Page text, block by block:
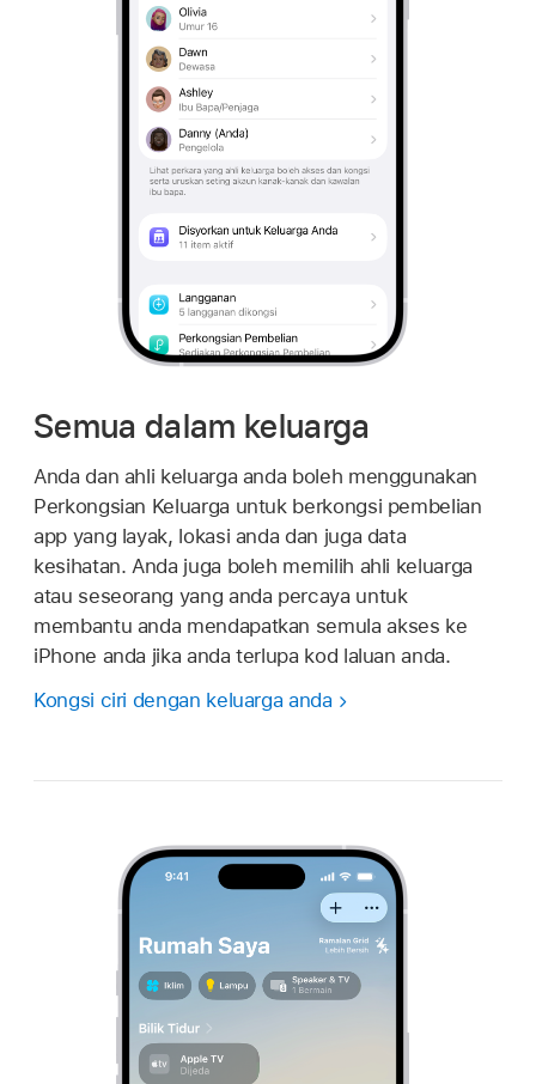
Semua dalam keluarga
Anda dan ahli keluarga anda boleh menggunakan
Perkongsian Keluarga untuk berkongsi pembelian
app yang layak, lokasi anda dan juga data
kesihatan. Anda juga boleh memilih ahli keluarga
atau seseorang yang anda percaya untuk
membantu anda mendapatkan semula akses ke
iPhone anda jika anda terlupa kod laluan anda.
Kongsi ciri dengan keluarga anda